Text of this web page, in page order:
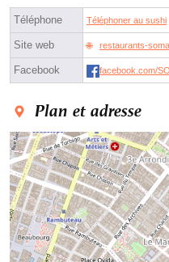
Téléphone Téléphoner au sushi
Site web restaurants-
Facebook facebook.com/
Plan et adresse